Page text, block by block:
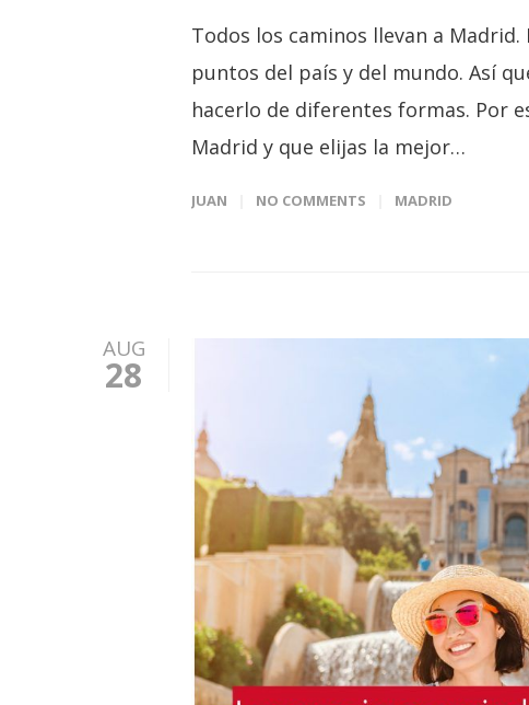
Todos los caminos llevan a
puntos del país y del mundo. Así
hacerlo de diferentes formas. Por
Madrid y que elijas la mejor…
JUAN NO COMMENTS MADRID
AUG
28